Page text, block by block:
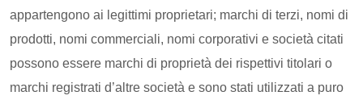
appartengono ai legittimi proprietari; marchi di terzi, nomi di
prodotti, nomi commerciali, nomi corporativi e società citati
possono essere marchi di proprietà dei rispettivi titolari o
marchi registrati d’altre società e sono stati utilizzati a puro